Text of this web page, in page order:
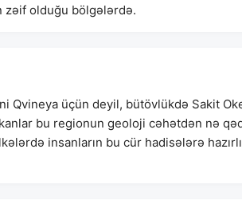
olduğu bölgələrdə.
Qvineya üçün deyil, bütövlükdə Sakit
bu regionun geoloji cəhətdən nə
insanların bu cür hadisələrə